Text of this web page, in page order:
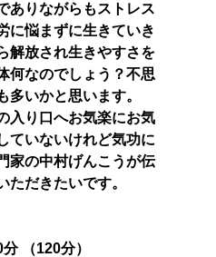
ありながらもストレス
に悩まずに生きていき
解放され生きやすさを
何なのでしょう？不思
いかと思います。
入り口へお気楽にお気
ていないけれど気功に
家の中村げんこうが伝
だきたいです。
（120分）